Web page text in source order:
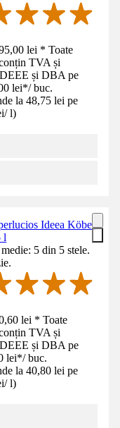
lei * Toate
TVA și
și DBA pe
lei*/ buc.
la 48,75 lei pe
/ l)
Ideea Köber
l
5 din 5 stele.
lei * Toate
TVA și
și DBA pe
lei*/ buc.
la 40,80 lei pe
/ l)